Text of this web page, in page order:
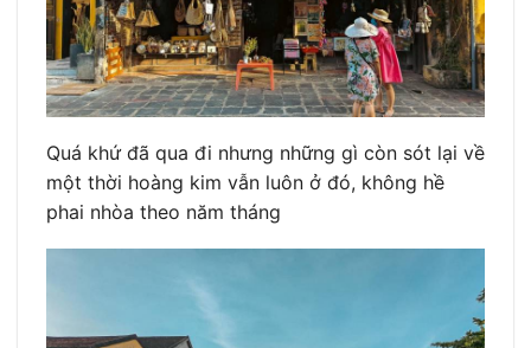
Quá khứ đã qua đi nhưng những gì còn sót lại về
một thời hoàng kim vẫn luôn ở đó, không hề
phai nhòa theo năm tháng